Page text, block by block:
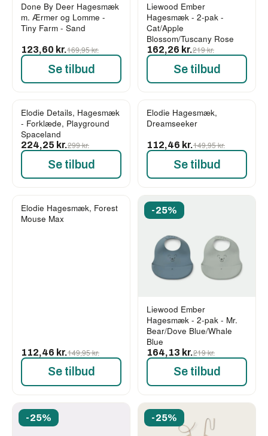
Done By Deer Hagesmæk
m. Ærmer og Lomme -
Tiny Farm - Sand
123,60 kr.169,95 kr.
Se tilbud
Liewood Ember
Hagesmæk - 2-pak -
Cat/Apple
Blossom/Tuscany Rose
162,26 kr.219 kr.
Se tilbud
-25%
Elodie Details, Hagesmæk
- Forklæde, Playground
Spaceland
224,25 kr.299 kr.
Se tilbud
-25%
Elodie Hagesmæk,
Dreamseeker
112,46 kr.149,95 kr.
Se tilbud
-25%
Elodie Hagesmæk, Forest
Mouse Max
112,46 kr.149,95 kr.
Se tilbud
-25%
Liewood Ember
Hagesmæk - 2-pak - Mr.
Bear/Dove Blue/Whale
Blue
164,13 kr.219 kr.
Se tilbud
-25% -25%